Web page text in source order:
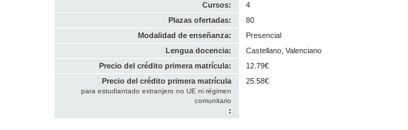
Cursos:
4
Plazas ofertadas:
80
Modalidad de enseñanza:
Presencial
Lengua docencia:
Castellano, Valenciano
Precio del crédito primera matrícula:
12.79€
Precio del crédito primera matrícula
para estudiantado extranjero no UE ni régimen
comunitario
:
25.58€